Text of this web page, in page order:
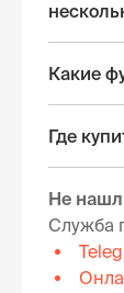
Какие
Где
Не
Служба